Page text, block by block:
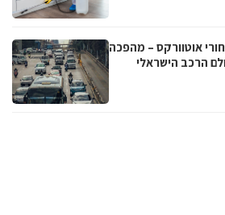
אוטוורקס – מהפכה
הרכב הישראלי